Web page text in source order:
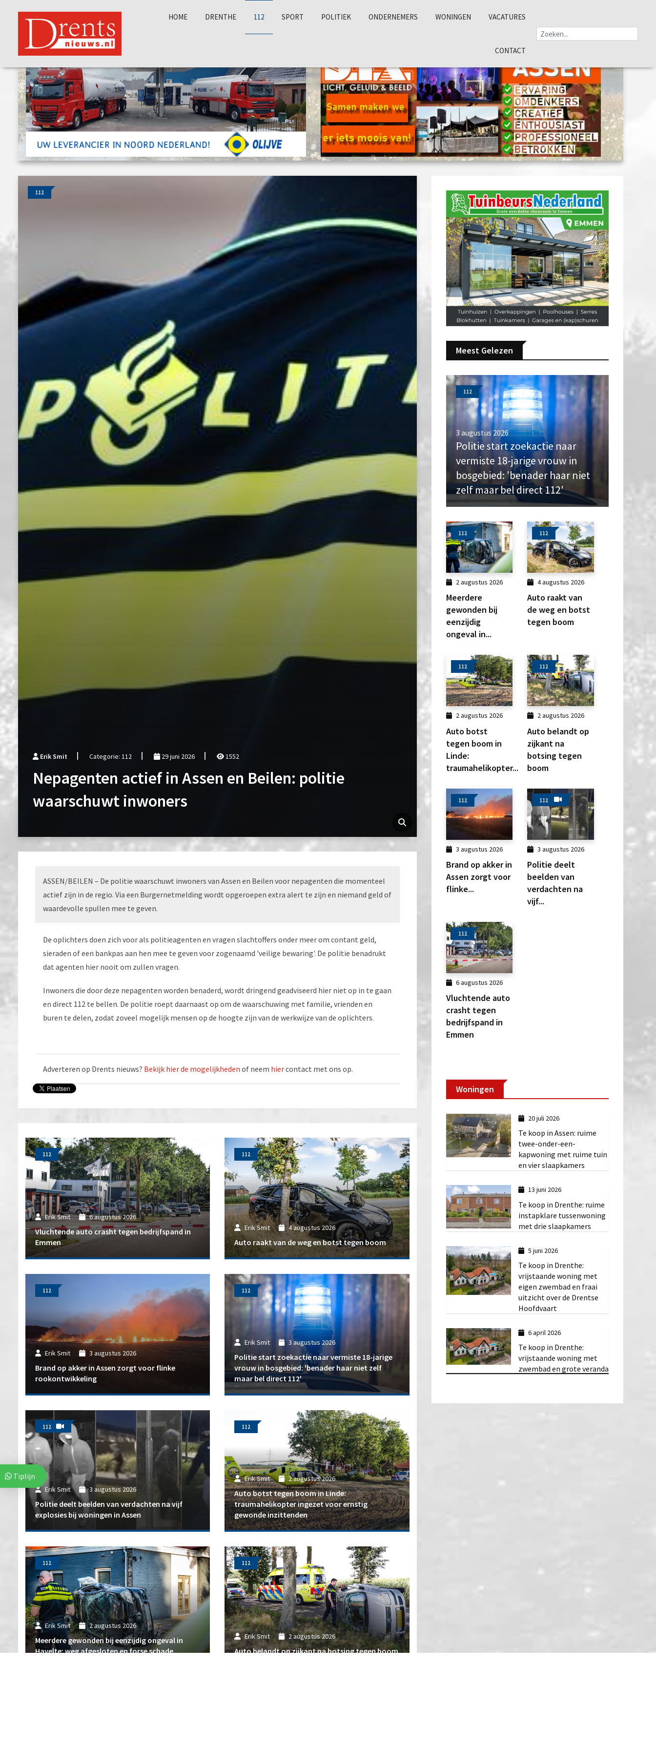
HOME DRENTHE 112 SPORT POLITIEK ONDERNEMERS WONINGEN VACATURES
CONTACT
112
Erik Smit Categorie: 112 29 juni 2026 1552
Nepagenten actief in Assen en Beilen: politie
waarschuwt inwoners
ASSEN/BEILEN – De politie waarschuwt inwoners van Assen en Beilen voor nepagenten die momenteel
actief zijn in de regio. Via een Burgernetmelding wordt opgeroepen extra alert te zijn en niemand geld of
waardevolle spullen mee te geven.
De oplichters doen zich voor als politieagenten en vragen slachtoffers onder meer om contant geld,
sieraden of een bankpas aan hen mee te geven voor zogenaamd 'veilige bewaring'. De politie benadrukt
dat agenten hier nooit om zullen vragen.
Inwoners die door deze nepagenten worden benaderd, wordt dringend geadviseerd hier niet op in te gaan
en direct 112 te bellen. De politie roept daarnaast op om de waarschuwing met familie, vrienden en
buren te delen, zodat zoveel mogelijk mensen op de hoogte zijn van de werkwijze van de oplichters.
Adverteren op Drents nieuws? Bekijk hier de mogelijkheden of neem hiercontact met ons op.
Erik Smit 6 augustus 2026
Vluchtende auto crasht tegen bedrijfspand in
Emmen
112
Erik Smit 4 augustus 2026
Auto raakt van de weg en botst tegen boom
112
Erik Smit 3 augustus 2026
Brand op akker in Assen zorgt voor flinke
rookontwikkeling
112
Erik Smit 3 augustus 2026
Politie start zoekactie naar vermiste 18-jarige
vrouw in bosgebied: 'benader haar niet zelf
maar bel direct 112'
112
Erik Smit 3 augustus 2026
Politie deelt beelden van verdachten na vijf
explosies bij woningen in Assen
112
Erik Smit 2 augustus 2026
Auto botst tegen boom in Linde:
traumahelikopter ingezet voor ernstig
gewonde inzittenden
112
Erik Smit 2 augustus 2026
Meerdere gewonden bij eenzijdig ongeval in
Havelte: weg afgesloten en forse schade
112
Erik Smit 2 augustus 2026
Auto belandt op zijkant na botsing tegen boom
112
Meest Gelezen
112
3 augustus 2026
Politie start zoekactie naar
vermiste 18-jarige vrouw in
bosgebied: 'benader haar niet
zelf maar bel direct 112'
112
2 augustus 2026
Meerdere
gewonden bij
eenzijdig
ongeval in...
112
4 augustus 2026
Auto raakt van
de weg en botst
tegen boom
112
2 augustus 2026
Auto botst
tegen boom in
Linde:
traumahelikopter...
112
2 augustus 2026
Auto belandt op
zijkant na
botsing tegen
boom
112
3 augustus 2026
Brand op akker in
Assen zorgt voor
flinke...
112
3 augustus 2026
Politie deelt
beelden van
verdachten na
vijf...
112
6 augustus 2026
Vluchtende auto
crasht tegen
bedrijfspand in
Emmen
Woningen
20 juli 2026
Te koop in Assen: ruime
twee-onder-een-
kapwoning met ruime tuin
en vier slaapkamers
13 juni 2026
Te koop in Drenthe: ruime
instapklare tussenwoning
met drie slaapkamers
5 juni 2026
Te koop in Drenthe:
vrijstaande woning met
eigen zwembad en fraai
uitzicht over de Drentse
Hoofdvaart
6 april 2026
Te koop in Drenthe:
vrijstaande woning met
zwembad en grote veranda
Tiplijn